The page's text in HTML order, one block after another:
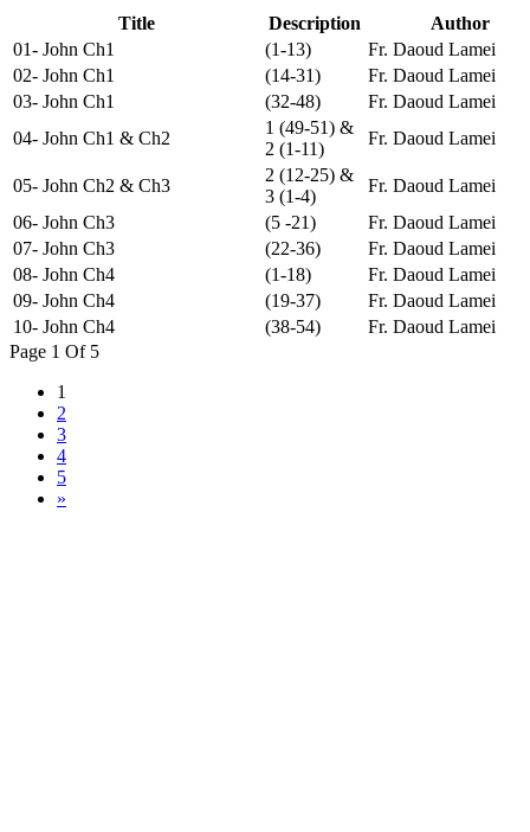
Title Description
Author
01- John Ch1
(1-13)
Fr. Daoud Lamei
02- John Ch1
(14-31)
Fr. Daoud Lamei
03- John Ch1
(32-48)
Fr. Daoud Lamei
04- John Ch1 & Ch2
1 (49-51) &
2 (1-11)
Fr. Daoud Lamei
05- John Ch2 & Ch3
2 (12-25) &
3 (1-4)
Fr. Daoud Lamei
06- John Ch3
(5 -21)
Fr. Daoud Lamei
07- John Ch3
(22-36)
Fr. Daoud Lamei
08- John Ch4
(1-18)
Fr. Daoud Lamei
09- John Ch4
(19-37)
Fr. Daoud Lamei
10- John Ch4
(38-54)
Fr. Daoud Lamei
Page 1 Of 5
1
2
3
4
5
»